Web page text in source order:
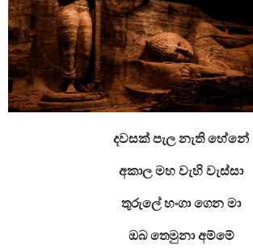
දවසක් පැල නැති හේනේ
අකාල මහ වැහි වැස්සා
තුරුලේ හංගා ගෙන මා
ඔබ තෙමුනා අම්මේ